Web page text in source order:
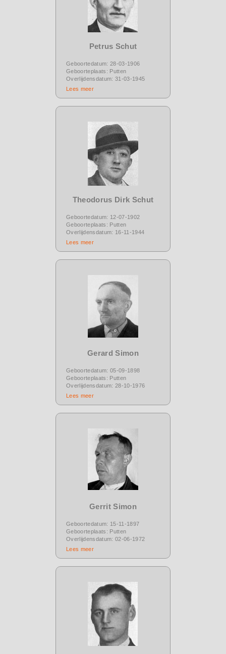
Petrus Schut
Geboortedatum: 28-03-1906
Geboorteplaats: Putten
Overlijdensdatum: 31-03-1945
Lees meer
Theodorus Dirk Schut
Geboortedatum: 12-07-1902
Geboorteplaats: Putten
Overlijdensdatum: 16-11-1944
Lees meer
Gerard Simon
Geboortedatum: 05-09-1898
Geboorteplaats: Putten
Overlijdensdatum: 28-10-1976
Lees meer
Gerrit Simon
Geboortedatum: 15-11-1897
Geboorteplaats: Putten
Overlijdensdatum: 02-06-1972
Lees meer